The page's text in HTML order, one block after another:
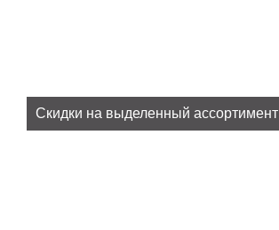
Скидки на выделенный ассортимент